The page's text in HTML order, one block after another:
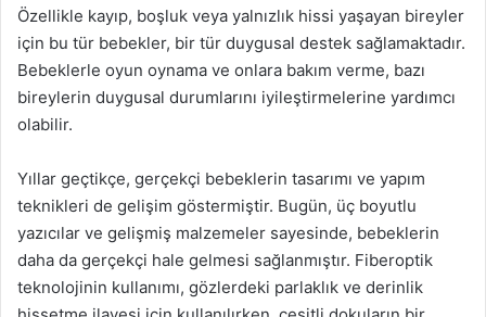
Özellikle kayıp, boşluk veya yalnızlık hissi yaşayan bireyler
için bu tür bebekler, bir tür duygusal destek sağlamaktadır.
Bebeklerle oyun oynama ve onlara bakım verme, bazı
bireylerin duygusal durumlarını iyileştirmelerine yardımcı
olabilir.
Yıllar geçtikçe, gerçekçi bebeklerin tasarımı ve yapım
teknikleri de gelişim göstermiştir. Bugün, üç boyutlu
yazıcılar ve gelişmiş malzemeler sayesinde, bebeklerin
daha da gerçekçi hale gelmesi sağlanmıştır. Fiberoptik
teknolojinin kullanımı, gözlerdeki parlaklık ve derinlik